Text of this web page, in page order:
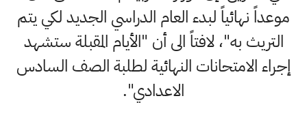
موعداً نهائياً لبدء العام الدراسي الجديد لكي يتم
التريث به"، لافتاً الى أن "الأيام المقبلة ستشهد
إجراء الامتحانات النهائية لطلبة الصف السادس
الاعدادي".